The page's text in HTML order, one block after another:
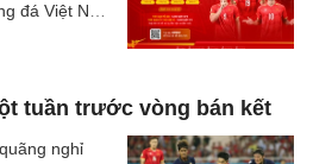
đá Việt Nam
về việc
tuần trước vòng bán kết
nghỉ